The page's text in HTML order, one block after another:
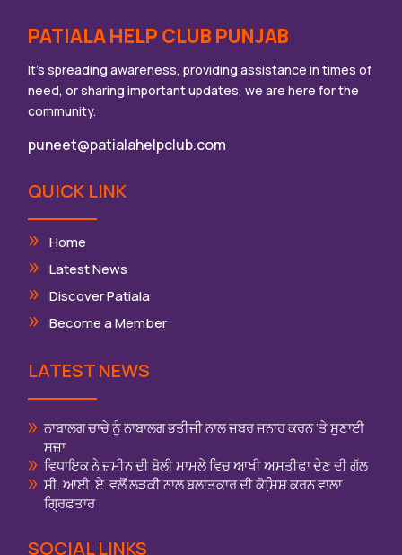
PATIALA HELP CLUB PUNJAB
It’s spreading awareness, providing assistance in times of
need, or sharing important updates, we are here for the
community.
puneet@patialahelpclub.com
QUICK LINK
Home
Latest News
Discover Patiala
Become a Member
LATEST NEWS
ਨਾਬਾਲਗ ਚਾਚੇ ਨੂੰ ਨਾਬਾਲਗ ਭਤੀਜੀ ਨਾਲ ਜਬਰ ਜਨਾਹ ਕਰਨ ‘ਤੇ ਸੁਣਾਈ
ਸਜ਼ਾ
ਵਿਧਾਇਕ ਨੇ ਜ਼ਮੀਨ ਦੀ ਬੋਲੀ ਮਾਮਲੇ ਵਿਚ ਆਖੀ ਅਸਤੀਫਾ ਦੇਣ ਦੀ ਗੱਲ
ਸੀ. ਆਈ. ਏ. ਵਲੋਂ ਲੜਕੀ ਨਾਲ ਬਲਾਤਕਾਰ ਦੀ ਕੋਸਿ਼ਸ਼ ਕਰਨ ਵਾਲਾ
ਗ੍ਰਿਫ਼ਤਾਰ
SOCIAL LINKS